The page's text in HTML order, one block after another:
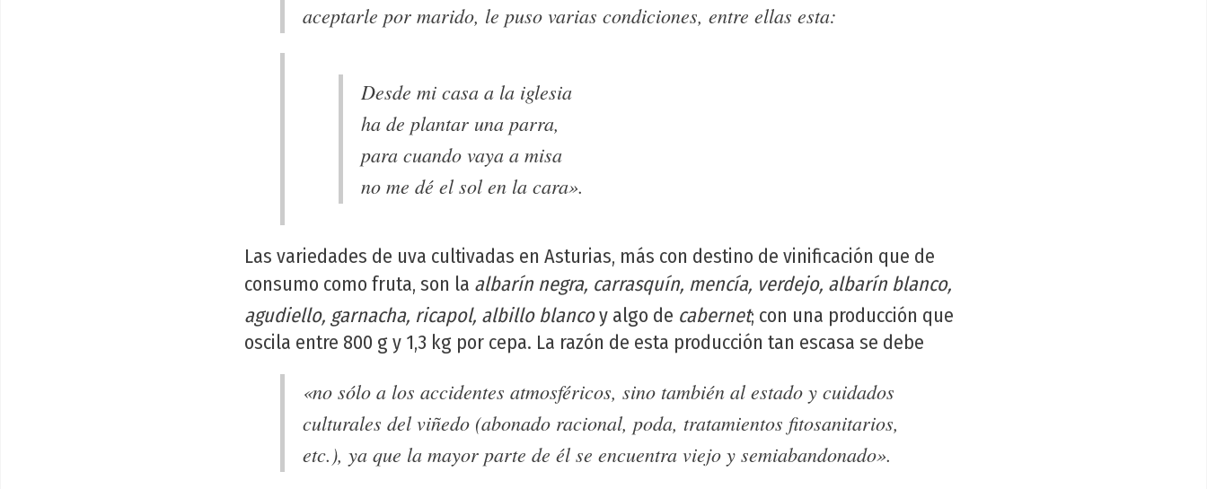
aceptarle por marido, le puso varias condiciones, entre ellas esta:
Desde mi casa a la iglesia
ha de plantar una parra,
para cuando vaya a misa
no me dé el sol en la cara».
Las variedades de uva cultivadas en Asturias, más con destino de vinificación que de
consumo como fruta, son la albarín negra, carrasquín, mencía, verdejo, albarín blanco,
agudiello, garnacha, ricapol, albillo blancoy algo de cabernet; con una producción que
oscila entre 800 g y 1,3 kg por cepa. La razón de esta producción tan escasa se debe
«no sólo a los accidentes atmosféricos, sino también al estado y cuidados
culturales del viñedo (abonado racional, poda, tratamientos fitosanitarios,
etc.), ya que la mayor parte de él se encuentra viejo y semiabandonado».